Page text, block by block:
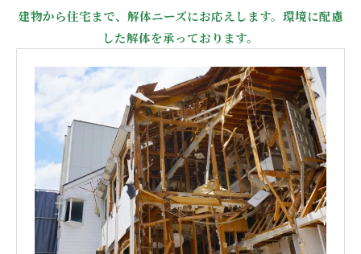
建物から住宅まで、解体ニーズにお応えします。環境に配慮
した解体を承っております。